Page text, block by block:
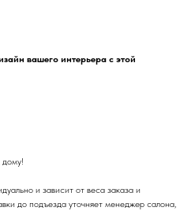
вашего интерьера с этой
и зависит от веса заказа и
до подъезда уточняет менеджер салона,